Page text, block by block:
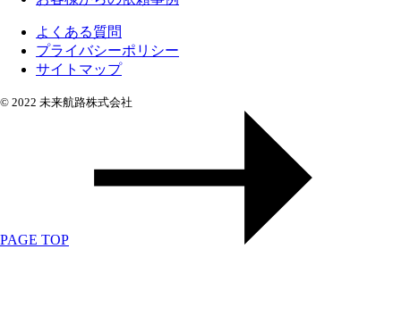
よくある質問
プライバシーポリシー
サイトマップ
© 2022 未来航路株式会社
PAGE TOP